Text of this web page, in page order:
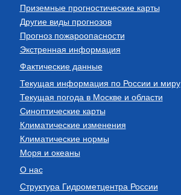
Приземные прогностические карты
Другие виды прогнозов
Прогноз пожароопасности
Экстренная информация
Фактические данные
Текущая информация по России и миру
Текущая погода в Москве и области
Синоптические карты
Климатические изменения
Климатические нормы
Моря и океаны
О нас
Структура Гидрометцентра России